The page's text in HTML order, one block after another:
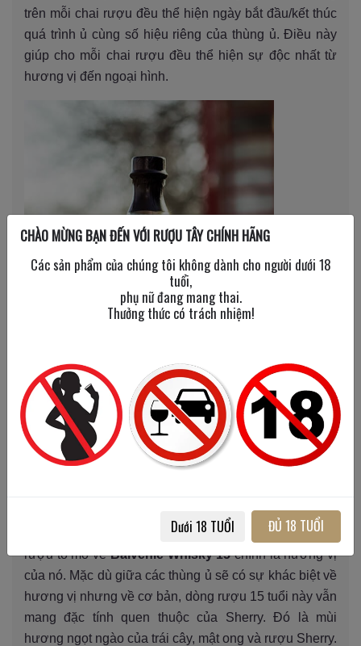
trên mỗi chai rượu đều thể hiện ngày bắt đầu/kết thúc
quá trình ủ cùng số hiệu riêng của thùng ủ. Điều này
giúp cho mỗi chai rượu đều thể hiện sự độc nhất từ
hương vị đến ngoại hình.
Và chắc chắn một trong những điều khiến giới sành
rượu tò mò vềBalvenie Whisky 15chính là hương vị
của nó. Mặc dù giữa các thùng ủ sẽ có sự khác biệt về
hương vị nhưng về cơ bản, dòng rượu 15 tuổi này vẫn
mang đặc tính quen thuộc của Sherry. Đó là mùi
hương ngọt ngào của trái cây, mật ong và rượu Sherry.
CHÀO MỪNG BẠN ĐẾN VỚI RƯỢU TÂY CHÍNH HÃNG
Các sản phẩm của chúng tôi không dành cho người dưới 18
tuổi,
phụ nữ đang mang thai.
Thưởng thức có trách nhiệm!
Dưới 18 TUỔI ĐỦ 18 TUỔI